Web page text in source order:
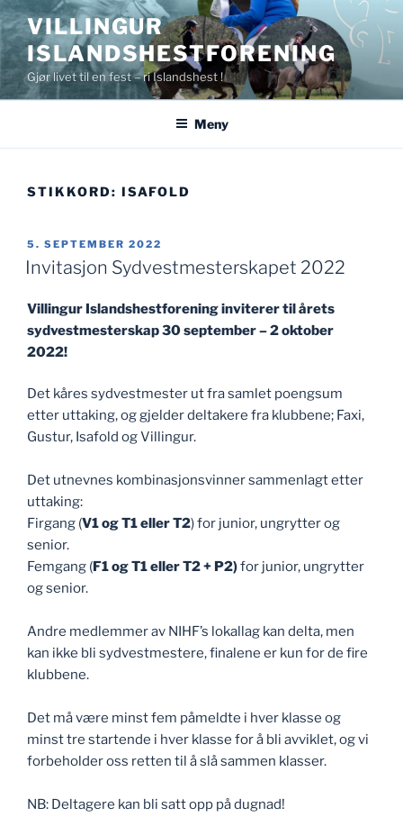
Gå
til
innhold
VILLINGUR
ISLANDSHESTFORENING
Gjør livet til en fest – ri Islandshest !
Meny
STIKKORD: ISAFOLD
PUBLISERT
5. SEPTEMBER 2022
Invitasjon Sydvestmesterskapet 2022
Villingur Islandshestforening inviterer til årets
sydvestmesterskap 30 september – 2 oktober
2022!
Det kåres sydvestmester ut fra samlet poengsum
etter uttaking, og gjelder deltakere fra klubbene; Faxi,
Gustur, Isafold og Villingur.
Det utnevnes kombinasjonsvinner sammenlagt etter
uttaking:
Firgang (V1 og T1 eller T2) for junior, ungrytter og
senior.
Femgang (F1 og T1 eller T2 + P2)for junior, ungrytter
og senior.
Andre medlemmer av NIHF’s lokallag kan delta, men
kan ikke bli sydvestmestere, finalene er kun for de fire
klubbene.
Det må være minst fem påmeldte i hver klasse og
minst tre startende i hver klasse for å bli avviklet, og vi
forbeholder oss retten til å slå sammen klasser.
NB: Deltagere kan bli satt opp på dugnad!